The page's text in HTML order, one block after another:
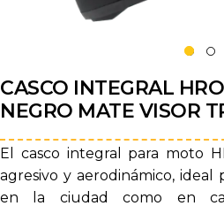
CASCO INTEGRAL
NEGRO MATE VISOR
El casco integral para moto
agresivo y aerodinámico,
en la ciudad como en